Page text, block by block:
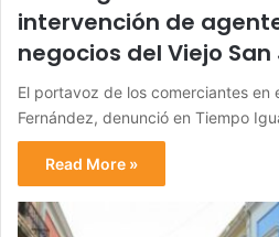
intervención de
negocios del Viejo San
El portavoz de los comerciantes en
Fernández, denunció en Tiempo
Read More »